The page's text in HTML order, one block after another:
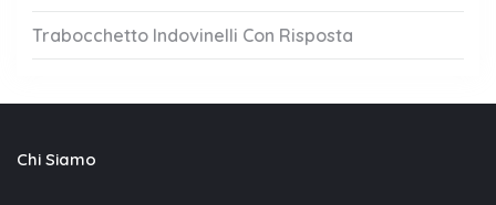
Trabocchetto Indovinelli Con Risposta
Chi Siamo